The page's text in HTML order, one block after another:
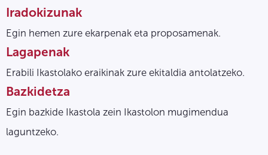
Iradokizunak
Egin hemen zure ekarpenak eta proposamenak.
Lagapenak
Erabili Ikastolako eraikinak zure ekitaldia antolatzeko.
Bazkidetza
Egin bazkide Ikastola zein Ikastolon mugimendua
laguntzeko.